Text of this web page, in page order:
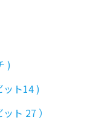
)
ト14 )
ト 27 ）